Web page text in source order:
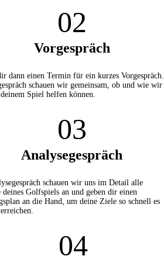
02
Vorgespräch
dann einen Termin für ein kurzes Vorgespräch.
schauen wir gemeinsam, ob und wie wir
Spiel helfen können.
03
Analysegespräch
schauen wir uns im Detail alle
deines Golfspiels an und geben dir einen
an die Hand, um deine Ziele so schnell es
04